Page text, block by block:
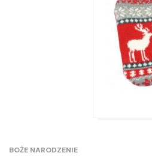
BOŻE NARODZENIE